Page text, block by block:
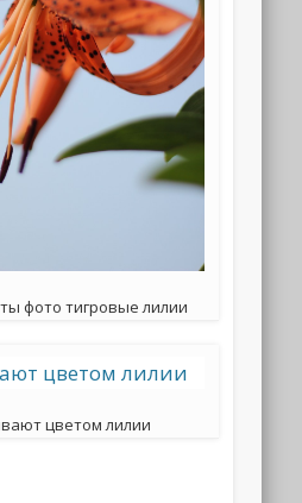
фото тигровые лилии
цветом лилии